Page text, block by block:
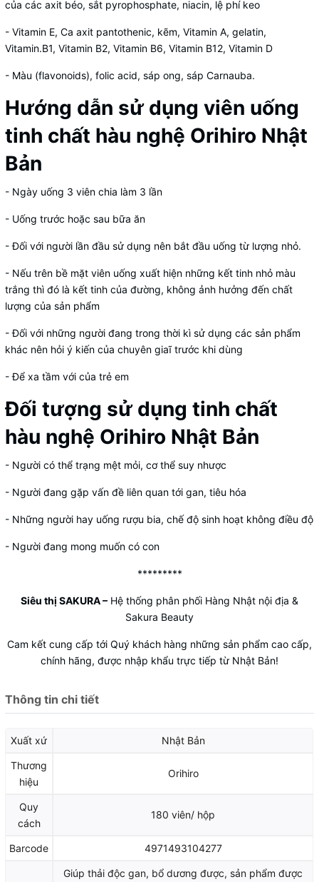
của các axit béo, sắt pyrophosphate, niacin, lệ phí keo
- Vitamin E, Ca axit pantothenic, kẽm, Vitamin A, gelatin,
Vitamin.B1, Vitamin B2, Vitamin B6, Vitamin B12, Vitamin D
- Màu (flavonoids), folic acid, sáp ong, sáp Carnauba.
Hướng dẫn sử dụng viên uống
tinh chất hàu nghệ Orihiro Nhật
Bản
- Ngày uống 3 viên chia làm 3 lần
- Uống trước hoặc sau bữa ăn
- Đối với người lần đầu sử dụng nên bắt đầu uống từ lượng nhỏ.
- Nếu trên bề mặt viên uống xuất hiện những kết tinh nhỏ màu
trắng thì đó là kết tinh của đường, không ảnh hưởng đến chất
lượng của sản phẩm
- Đối với những người đang trong thời kì sử dụng các sản phẩm
khác nên hỏi ý kiến của chuyên giaĩ trước khi dùng
- Để xa tầm với của trẻ em
Đối tượng sử dụng tinh chất
hàu nghệ Orihiro Nhật Bản
- Người có thể trạng mệt mỏi, cơ thể suy nhược
- Người đang gặp vấn đề liên quan tới gan, tiêu hóa
- Những người hay uống rượu bia, chế độ sinh hoạt không điều độ
- Người đang mong muốn có con
*********
Siêu thị SAKURA– Hệ thống phân phối Hàng Nhật nội địa &
Sakura Beauty
Cam kết cung cấp tới Quý khách hàng những sản phẩm cao cấp,
chính hãng, được nhập khẩu trực tiếp từ Nhật Bản!
Thông tin chi tiết
Xuất xứ Nhật Bản
Thương
hiệu
Orihiro
Quy
cách
180 viên/ hộp
Barcode 4971493104277
Giúp thải độc gan, bổ dương được, sản phẩm được